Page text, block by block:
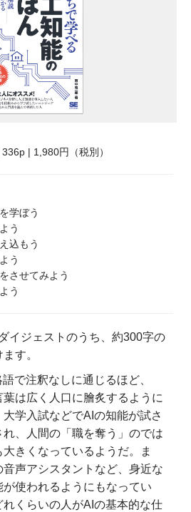
| 1,980円（税別）
学ぼう
う
込もう
う
させてみよう
う
イジェストのうち、約300字の
す。
で注釈なしに通じるほど、
葉は広く人口に膾炙するように
学入試などでAIの知能が試さ
、人間の「職を奪う」のでは
きくなっているようだ。ま
声アシスタントなど、身近な
使われるようにもなってい
くらいの人がAIの基本的な仕